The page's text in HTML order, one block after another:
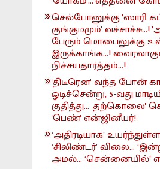
செல்போனுக்கு 'ஸாரி
குங்குமமும்'
பேரும் மொபைலுக்கு
இருக்காங்க...!
நிச்சயதார்த்தம்...!
'திடீரென' வந்த போன்
ஓடிச்சென்று, 5-வது
குதித்து... 'தற்கொலை'
'பெண்' என்ஜினீயர்!
‘அதிரடியாக’
‘சிலிண்டர்’ விலை...
அமல்... ‘சென்னையில்’